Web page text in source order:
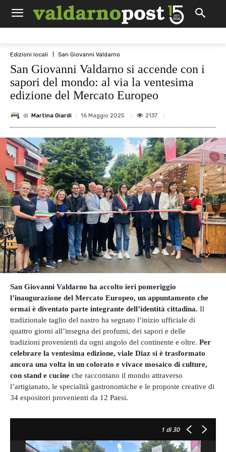
Edizioni locali San Giovanni Valdarno
San Giovanni Valdarno si accende con i
sapori del mondo: al via la ventesima
edizione del Mercato Europeo
di Martina Giardi 16 Maggio 2025 2137
San Giovanni Valdarno ha accolto ieri pomeriggio
l’inaugurazione del Mercato Europeo, un appuntamento che
ormai è diventato parte integrante dell’identità cittadina. Il
tradizionale taglio del nastro ha segnato l’inizio ufficiale di
quattro giorni all’insegna dei profumi, dei sapori e delle
tradizioni provenienti da ogni angolo del continente e oltre. Per
celebrare la ventesima edizione, viale Diaz si è trasformato
ancora una volta in un colorato e vivace mosaico di culture,
con stand e cucine che raccontano il mondo attraverso
l’artigianato, le specialità gastronomiche e le proposte creative di
34 espositori provenienti da 12 Paesi.
1 di 30